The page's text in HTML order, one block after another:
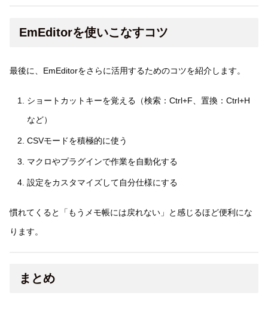
EmEditorを使いこなすコツ
最後に、EmEditorをさらに活用するためのコツを紹介します。
ショートカットキーを覚える（検索：Ctrl+F、置換：Ctrl+H
など）
CSVモードを積極的に使う
マクロやプラグインで作業を自動化する
設定をカスタマイズして自分仕様にする
慣れてくると「もうメモ帳には戻れない」と感じるほど便利にな
ります。
まとめ